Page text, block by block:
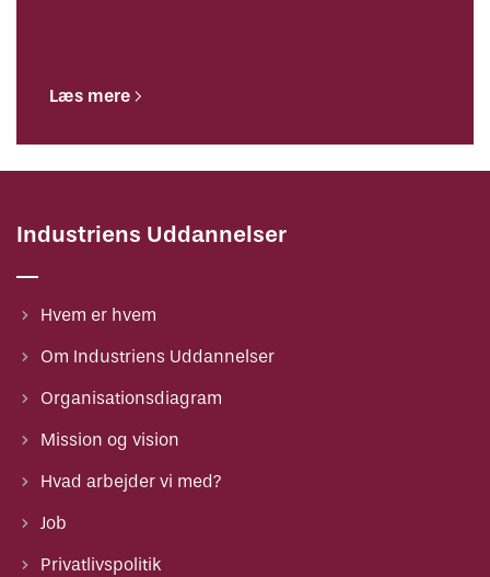
Læs mere
Industriens Uddannelser
Hvem er hvem
Om Industriens Uddannelser
Organisationsdiagram
Mission og vision
Hvad arbejder vi med?
Job
Privatlivspolitik